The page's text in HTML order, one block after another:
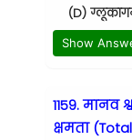
(D)
Show
1159. मानव
क्षमता